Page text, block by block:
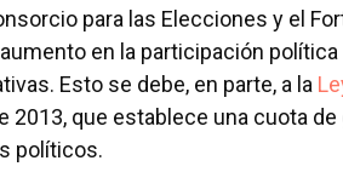
para las Elecciones y el
en la participación
Esto se debe, en parte, a la
2013, que establece una cuota de
políticos.